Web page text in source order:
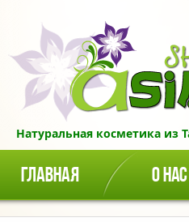
Натуральная косметика из
ГЛАВНАЯ О НАС